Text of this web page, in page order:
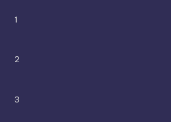
1
2
3